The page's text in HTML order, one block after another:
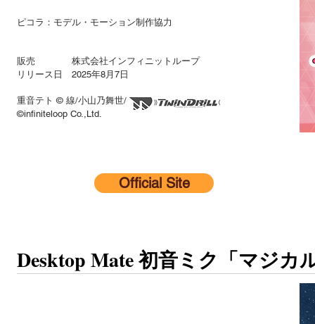
ピコラ：モデル・モーション制作協力
販売 株式会社インフィニットループ
リリース日 2025年8月7日
重音テト © 線/小山乃舞世/
©infiniteloop Co.,Ltd.
Official Site
Desktop Mate 初音ミク「マジカ